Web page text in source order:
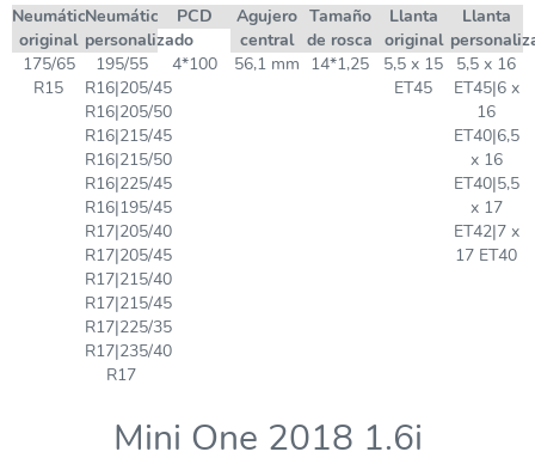
Neumático
original
Neumático
personalizado
PCD
Agujero
central
Tamaño
de rosca
Llanta
original
Llanta
175/65
R15
195/55
R16|205/45
R16|205/50
R16|215/45
R16|215/50
R16|225/45
R16|195/45
R17|205/40
R17|205/45
R17|215/40
R17|215/45
R17|225/35
R17|235/40
R17
4*100 56,1 mm 14*1,25
5,5 x 15
ET45
5,5 x 16
ET45|6 x
16
ET40|6,5
x 16
ET40|5,5
x 17
ET42|7 x
17 ET40
Mini One 2018 1.6i